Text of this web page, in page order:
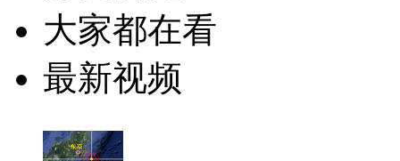
大家都在看
最新视频